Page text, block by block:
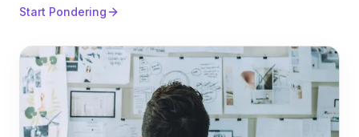
Start Pondering